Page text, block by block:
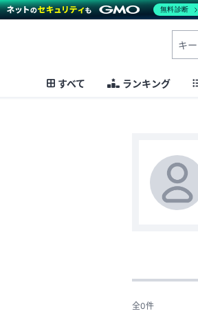
すべて ランキング
全0件
無料診断